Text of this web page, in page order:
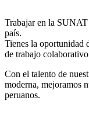
Trabajar en la
país.
Tienes la oportunidad
de trabajo
Con el talento de
moderna, mejoramos
peruanos.